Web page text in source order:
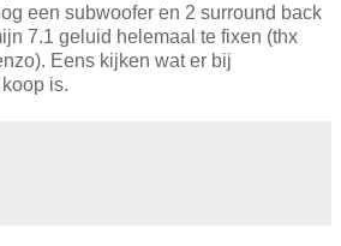
een subwoofer en 2 surround back
7.1 geluid helemaal te fixen (thx
Eens kijken wat er bij
is.